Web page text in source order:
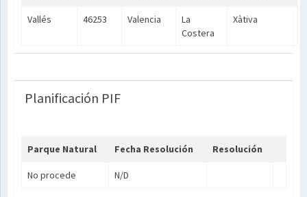
Vallés 46253 Valencia
La
Costera
Xàtiva
Planificación PIF
Parque Natural Fecha Resolución Resolución
No procede N/D